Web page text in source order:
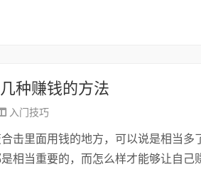
种赚钱的方法
入门技巧
里面用钱的地方，可以说是相当多
相当重要的，而怎么样才能够让自己